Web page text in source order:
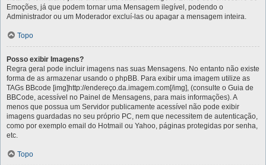
Emoções, já que podem tornar uma Mensagem ilegível, podendo o
Administrador ou um Moderador excluí-las ou apagar a mensagem inteira.
Topo
Posso exibir Imagens?
Regra geral pode incluir imagens nas suas Mensagens. No entanto não existe
forma de as armazenar usando o phpBB. Para exibir uma imagem utilize as
TAGs BBcode [img]http://endereço.da.imagem.com[/img], (consulte o Guia de
BBCode, acessível no Painel de Mensagens, para mais informações). A
menos que possua um Servidor publicamente acessível não pode exibir
imagens guardadas no seu próprio PC, nem que necessitem de autenticação,
como por exemplo email do Hotmail ou Yahoo, páginas protegidas por senha,
etc.
Topo